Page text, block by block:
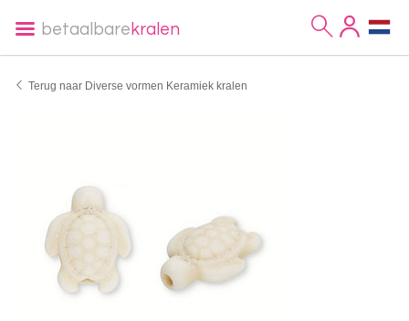
betaalbare kralen
Terug naar Diverse vormen Keramiek kralen